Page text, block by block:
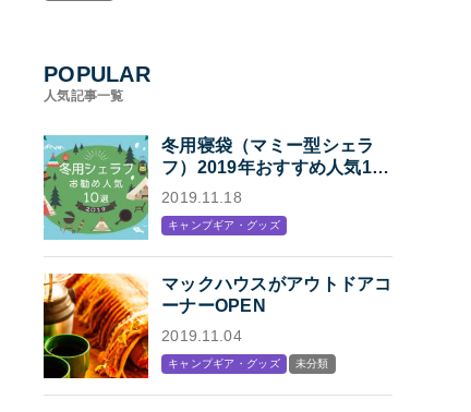
POPULAR
人気記事一覧
冬用寝袋（マミー型シェラ
フ）2019年おすすめ人気10
選「冬キャンプの寝袋はマミ
2019.11.18
キャンプギア・グッズ
マックハウスがアウトドアコ
ーナーOPEN
2019.11.04
キャンプギア・グッズ 未分類